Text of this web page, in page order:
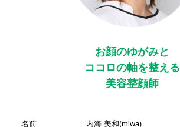
お顔のゆがみと
ココロの軸を整える
美容整顔師
名前 内海 美和(miwa)